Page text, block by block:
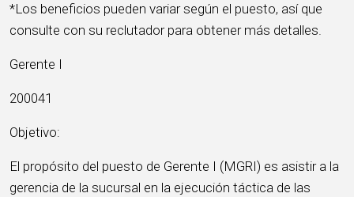
*Los beneficios pueden variar según el puesto, así que
consulte con su reclutador para obtener más detalles.
Gerente I
200041
Objetivo:
El propósito del puesto de Gerente I (MGRI) es asistir a la
gerencia de la sucursal en la ejecución táctica de las